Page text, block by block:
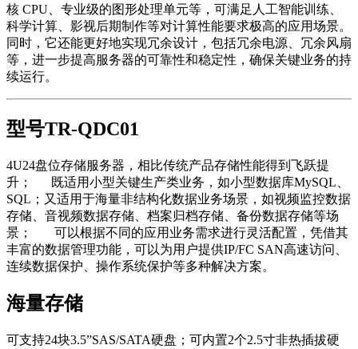
核 CPU、专业级的图形处理单元等，可满足人工智能训练、
科学计算、影视后期制作等对计算性能要求极高的应用场景。
同时，它还能更好地实现冗余设计，包括冗余电源、冗余风扇
等，进一步提高服务器的可靠性和稳定性，确保关键业务的持
续运行。
型号TR-QDC01
4U24盘位存储服务器，相比传统产品存储性能得到飞跃提
升； 既适用小型关键生产类业务，如小型数据库MySQL、
SQL；又适用于海量非结构化数据业务场景，如视频监控数据
存储、音视频数据存储、档案归档存储、备份数据存储等场
景； 可以根据不同的应用业务需求进行灵活配置，凭借其
丰富的数据管理功能，可以为用户提供IP/FC SAN高速访问、
连续数据保护、操作系统保护等多种解决方案。
海量存储
可支持24块3.5”SAS/SATA硬盘；可内置2个2.5寸非热插拔硬